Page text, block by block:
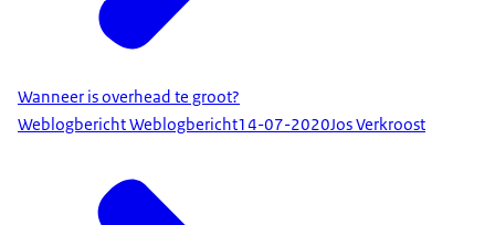
Wanneer is overhead te groot?
Weblogbericht Weblogbericht14-07-2020Jos Verkroost